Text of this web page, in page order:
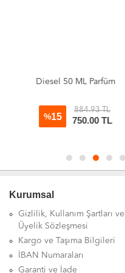
Diesel 50 ML Parfüm
%15
884.93 TL
750.00TL
Kurumsal
Gizlilik, Kullanım Şartları ve
Üyelik Sözleşmesi
Kargo ve Taşıma Bilgileri
İBAN Numaraları
Garanti ve İade